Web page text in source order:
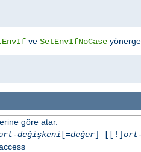
ve SetEnvIfNoCase
göre atar.
değişkeni [=değer] [[!]